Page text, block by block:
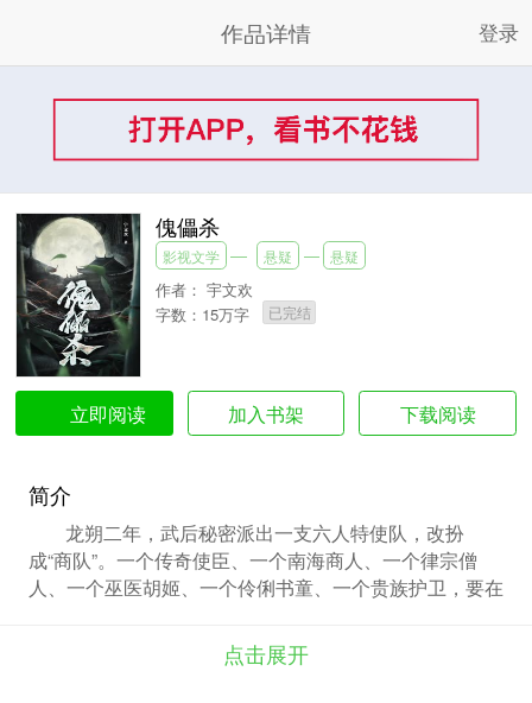
作品详情 登录
傀儡杀
影视文学 悬疑 悬疑
作者： 宇文欢
字数：15万字
已完结
立即阅读 加入书架 下载阅读
简介
龙朔二年，武后秘密派出一支六人特使队，改扮
成“商队”。一个传奇使臣、一个南海商人、一个律宗僧
人、一个巫医胡姬、一个伶俐书童、一个贵族护卫，要在
援的波斯王子卑路斯。 作为交换，“商队”必须带回拜火教
系统掌握的情报，情报关乎唐高宗皇位的安全，但只有接
点击展开